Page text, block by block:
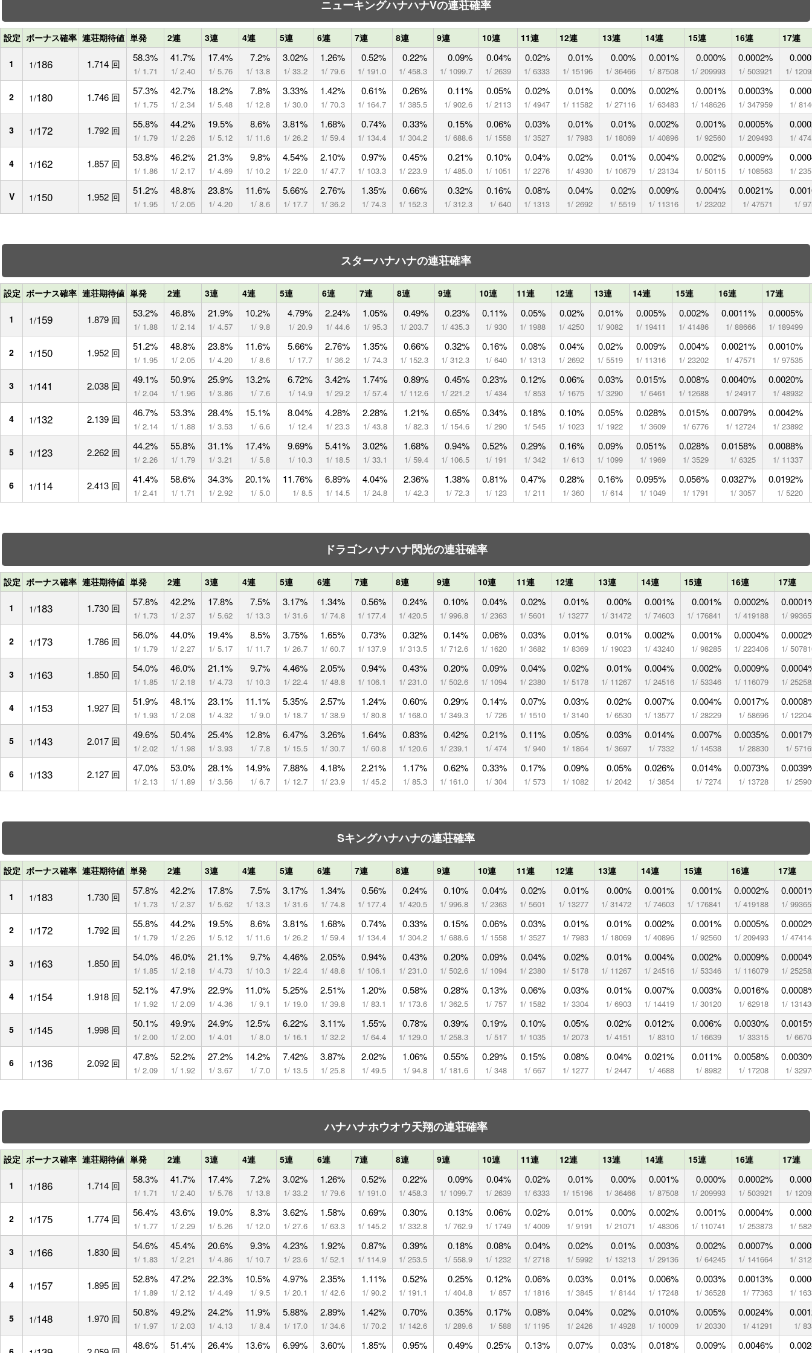
ニューキングハナハナVの連荘確率
設定 ボーナス確率 連荘期待値 単発 2連 3連 4連 5連 6連 7連 8連 9連 10連 11連 12連 13連 14連 15連 16連 17連
1 1/186 1.714 回
58.3%
1/ 1.71
41.7%
1/ 2.40
17.4%
1/ 5.76
7.2%
1/ 13.8
3.02%
1/ 33.2
1.26%
1/ 79.6
0.52%
1/ 191.0
0.22%
1/ 458.3
0.09%
1/ 1099.7
0.04%
1/ 2639
0.02%
1/ 6333
0.01%
1/ 15196
0.00%
1/ 36466
0.001%
1/ 87508
0.000%
1/ 209993
0.0002%
1/ 503921 1/
2 1/180 1.746 回
57.3%
1/ 1.75
42.7%
1/ 2.34
18.2%
1/ 5.48
7.8%
1/ 12.8
3.33%
1/ 30.0
1.42%
1/ 70.3
0.61%
1/ 164.7
0.26%
1/ 385.5
0.11%
1/ 902.6
0.05%
1/ 2113
0.02%
1/ 4947
0.01%
1/ 11582
0.00%
1/ 27116
0.002%
1/ 63483
0.001%
1/ 148626
0.0003%
1/ 347959 1/
3 1/172 1.792 回
55.8%
1/ 1.79
44.2%
1/ 2.26
19.5%
1/ 5.12
8.6%
1/ 11.6
3.81%
1/ 26.2
1.68%
1/ 59.4
0.74%
1/ 134.4
0.33%
1/ 304.2
0.15%
1/ 688.6
0.06%
1/ 1558
0.03%
1/ 3527
0.01%
1/ 7983
0.01%
1/ 18069
0.002%
1/ 40896
0.001%
1/ 92560
0.0005%
1/ 209493 1/
4 1/162 1.857 回
53.8%
1/ 1.86
46.2%
1/ 2.17
21.3%
1/ 4.69
9.8%
1/ 10.2
4.54%
1/ 22.0
2.10%
1/ 47.7
0.97%
1/ 103.3
0.45%
1/ 223.9
0.21%
1/ 485.0
0.10%
1/ 1051
0.04%
1/ 2276
0.02%
1/ 4930
0.01%
1/ 10679
0.004%
1/ 23134
0.002%
1/ 50115
0.0009%
1/ 108563 1/
V 1/150 1.952 回
51.2%
1/ 1.95
48.8%
1/ 2.05
23.8%
1/ 4.20
11.6%
1/ 8.6
5.66%
1/ 17.7
2.76%
1/ 36.2
1.35%
1/ 74.3
0.66%
1/ 152.3
0.32%
1/ 312.3
0.16%
1/ 640
0.08%
1/ 1313
0.04%
1/ 2692
0.02%
1/ 5519
0.009%
1/ 11316
0.004%
1/ 23202
0.0021%
1/ 47571 1/
スターハナハナの連荘確率
設定 ボーナス確率 連荘期待値 単発 2連 3連 4連 5連 6連 7連 8連 9連 10連 11連 12連 13連 14連 15連 16連 17連
1 1/159 1.879 回
53.2%
1/ 1.88
46.8%
1/ 2.14
21.9%
1/ 4.57
10.2%
1/ 9.8
4.79%
1/ 20.9
2.24%
1/ 44.6
1.05%
1/ 95.3
0.49%
1/ 203.7
0.23%
1/ 435.3
0.11%
1/ 930
0.05%
1/ 1988
0.02%
1/ 4250
0.01%
1/ 9082
0.005%
1/ 19411
0.002%
1/ 41486
0.0011%
1/ 88666
0.0005%
1/ 189499
2 1/150 1.952 回
51.2%
1/ 1.95
48.8%
1/ 2.05
23.8%
1/ 4.20
11.6%
1/ 8.6
5.66%
1/ 17.7
2.76%
1/ 36.2
1.35%
1/ 74.3
0.66%
1/ 152.3
0.32%
1/ 312.3
0.16%
1/ 640
0.08%
1/ 1313
0.04%
1/ 2692
0.02%
1/ 5519
0.009%
1/ 11316
0.004%
1/ 23202
0.0021%
1/ 47571
0.0010%
1/ 97535
3 1/141 2.038 回
49.1%
1/ 2.04
50.9%
1/ 1.96
25.9%
1/ 3.86
13.2%
1/ 7.6
6.72%
1/ 14.9
3.42%
1/ 29.2
1.74%
1/ 57.4
0.89%
1/ 112.6
0.45%
1/ 221.2
0.23%
1/ 434
0.12%
1/ 853
0.06%
1/ 1675
0.03%
1/ 3290
0.015%
1/ 6461
0.008%
1/ 12688
0.0040%
1/ 24917
0.0020%
1/ 48932
4 1/132 2.139 回
46.7%
1/ 2.14
53.3%
1/ 1.88
28.4%
1/ 3.53
15.1%
1/ 6.6
8.04%
1/ 12.4
4.28%
1/ 23.3
2.28%
1/ 43.8
1.21%
1/ 82.3
0.65%
1/ 154.6
0.34%
1/ 290
0.18%
1/ 545
0.10%
1/ 1023
0.05%
1/ 1922
0.028%
1/ 3609
0.015%
1/ 6776
0.0079%
1/ 12724
0.0042%
1/ 23892
5 1/123 2.262 回
44.2%
1/ 2.26
55.8%
1/ 1.79
31.1%
1/ 3.21
17.4%
1/ 5.8
9.69%
1/ 10.3
5.41%
1/ 18.5
3.02%
1/ 33.1
1.68%
1/ 59.4
0.94%
1/ 106.5
0.52%
1/ 191
0.29%
1/ 342
0.16%
1/ 613
0.09%
1/ 1099
0.051%
1/ 1969
0.028%
1/ 3529
0.0158%
1/ 6325
0.0088%
1/ 11337
6 1/114 2.413 回
41.4%
1/ 2.41
58.6%
1/ 1.71
34.3%
1/ 2.92
20.1%
1/ 5.0
11.76%
1/ 8.5
6.89%
1/ 14.5
4.04%
1/ 24.8
2.36%
1/ 42.3
1.38%
1/ 72.3
0.81%
1/ 123
0.47%
1/ 211
0.28%
1/ 360
0.16%
1/ 614
0.095%
1/ 1049
0.056%
1/ 1791
0.0327%
1/ 3057
0.0192%
1/ 5220
ドラゴンハナハナ閃光の連荘確率
設定 ボーナス確率 連荘期待値 単発 2連 3連 4連 5連 6連 7連 8連 9連 10連 11連 12連 13連 14連 15連 16連 17連
1 1/183 1.730 回
57.8%
1/ 1.73
42.2%
1/ 2.37
17.8%
1/ 5.62
7.5%
1/ 13.3
3.17%
1/ 31.6
1.34%
1/ 74.8
0.56%
1/ 177.4
0.24%
1/ 420.5
0.10%
1/ 996.8
0.04%
1/ 2363
0.02%
1/ 5601
0.01%
1/ 13277
0.00%
1/ 31472
0.001%
1/ 74603
0.001%
1/ 176841
0.0002%
1/ 419188 1/
2 1/173 1.786 回
56.0%
1/ 1.79
44.0%
1/ 2.27
19.4%
1/ 5.17
8.5%
1/ 11.7
3.75%
1/ 26.7
1.65%
1/ 60.7
0.73%
1/ 137.9
0.32%
1/ 313.5
0.14%
1/ 712.6
0.06%
1/ 1620
0.03%
1/ 3682
0.01%
1/ 8369
0.01%
1/ 19023
0.002%
1/ 43240
0.001%
1/ 98285
0.0004%
1/ 223406 1/
3 1/163 1.850 回
54.0%
1/ 1.85
46.0%
1/ 2.18
21.1%
1/ 4.73
9.7%
1/ 10.3
4.46%
1/ 22.4
2.05%
1/ 48.8
0.94%
1/ 106.1
0.43%
1/ 231.0
0.20%
1/ 502.6
0.09%
1/ 1094
0.04%
1/ 2380
0.02%
1/ 5178
0.01%
1/ 11267
0.004%
1/ 24516
0.002%
1/ 53346
0.0009%
1/ 116079 1/
4 1/153 1.927 回
51.9%
1/ 1.93
48.1%
1/ 2.08
23.1%
1/ 4.32
11.1%
1/ 9.0
5.35%
1/ 18.7
2.57%
1/ 38.9
1.24%
1/ 80.8
0.60%
1/ 168.0
0.29%
1/ 349.3
0.14%
1/ 726
0.07%
1/ 1510
0.03%
1/ 3140
0.02%
1/ 6530
0.007%
1/ 13577
0.004%
1/ 28229
0.0017%
1/ 58696 1/
5 1/143 2.017 回
49.6%
1/ 2.02
50.4%
1/ 1.98
25.4%
1/ 3.93
12.8%
1/ 7.8
6.47%
1/ 15.5
3.26%
1/ 30.7
1.64%
1/ 60.8
0.83%
1/ 120.6
0.42%
1/ 239.1
0.21%
1/ 474
0.11%
1/ 940
0.05%
1/ 1864
0.03%
1/ 3697
0.014%
1/ 7332
0.007%
1/ 14538
0.0035%
1/ 28830 1/
6 1/133 2.127 回
47.0%
1/ 2.13
53.0%
1/ 1.89
28.1%
1/ 3.56
14.9%
1/ 6.7
7.88%
1/ 12.7
4.18%
1/ 23.9
2.21%
1/ 45.2
1.17%
1/ 85.3
0.62%
1/ 161.0
0.33%
1/ 304
0.17%
1/ 573
0.09%
1/ 1082
0.05%
1/ 2042
0.026%
1/ 3854
0.014%
1/ 7274
0.0073%
1/ 13728 1/
Sキングハナハナの連荘確率
設定 ボーナス確率 連荘期待値 単発 2連 3連 4連 5連 6連 7連 8連 9連 10連 11連 12連 13連 14連 15連 16連 17連
1 1/183 1.730 回
57.8%
1/ 1.73
42.2%
1/ 2.37
17.8%
1/ 5.62
7.5%
1/ 13.3
3.17%
1/ 31.6
1.34%
1/ 74.8
0.56%
1/ 177.4
0.24%
1/ 420.5
0.10%
1/ 996.8
0.04%
1/ 2363
0.02%
1/ 5601
0.01%
1/ 13277
0.00%
1/ 31472
0.001%
1/ 74603
0.001%
1/ 176841
0.0002%
1/ 419188 1/
2 1/172 1.792 回
55.8%
1/ 1.79
44.2%
1/ 2.26
19.5%
1/ 5.12
8.6%
1/ 11.6
3.81%
1/ 26.2
1.68%
1/ 59.4
0.74%
1/ 134.4
0.33%
1/ 304.2
0.15%
1/ 688.6
0.06%
1/ 1558
0.03%
1/ 3527
0.01%
1/ 7983
0.01%
1/ 18069
0.002%
1/ 40896
0.001%
1/ 92560
0.0005%
1/ 209493 1/
3 1/163 1.850 回
54.0%
1/ 1.85
46.0%
1/ 2.18
21.1%
1/ 4.73
9.7%
1/ 10.3
4.46%
1/ 22.4
2.05%
1/ 48.8
0.94%
1/ 106.1
0.43%
1/ 231.0
0.20%
1/ 502.6
0.09%
1/ 1094
0.04%
1/ 2380
0.02%
1/ 5178
0.01%
1/ 11267
0.004%
1/ 24516
0.002%
1/ 53346
0.0009%
1/ 116079 1/
4 1/154 1.918 回
52.1%
1/ 1.92
47.9%
1/ 2.09
22.9%
1/ 4.36
11.0%
1/ 9.1
5.25%
1/ 19.0
2.51%
1/ 39.8
1.20%
1/ 83.1
0.58%
1/ 173.6
0.28%
1/ 362.5
0.13%
1/ 757
0.06%
1/ 1582
0.03%
1/ 3304
0.01%
1/ 6903
0.007%
1/ 14419
0.003%
1/ 30120
0.0016%
1/ 62918 1/
5 1/145 1.998 回
50.1%
1/ 2.00
49.9%
1/ 2.00
24.9%
1/ 4.01
12.5%
1/ 8.0
6.22%
1/ 16.1
3.11%
1/ 32.2
1.55%
1/ 64.4
0.78%
1/ 129.0
0.39%
1/ 258.3
0.19%
1/ 517
0.10%
1/ 1035
0.05%
1/ 2073
0.02%
1/ 4151
0.012%
1/ 8310
0.006%
1/ 16639
0.0030%
1/ 33315 1/
6 1/136 2.092 回
47.8%
1/ 2.09
52.2%
1/ 1.92
27.2%
1/ 3.67
14.2%
1/ 7.0
7.42%
1/ 13.5
3.87%
1/ 25.8
2.02%
1/ 49.5
1.06%
1/ 94.8
0.55%
1/ 181.6
0.29%
1/ 348
0.15%
1/ 667
0.08%
1/ 1277
0.04%
1/ 2447
0.021%
1/ 4688
0.011%
1/ 8982
0.0058%
1/ 17208 1/
ハナハナホウオウ天翔の連荘確率
設定 ボーナス確率 連荘期待値 単発 2連 3連 4連 5連 6連 7連 8連 9連 10連 11連 12連 13連 14連 15連 16連 17連
1 1/186 1.714 回
58.3%
1/ 1.71
41.7%
1/ 2.40
17.4%
1/ 5.76
7.2%
1/ 13.8
3.02%
1/ 33.2
1.26%
1/ 79.6
0.52%
1/ 191.0
0.22%
1/ 458.3
0.09%
1/ 1099.7
0.04%
1/ 2639
0.02%
1/ 6333
0.01%
1/ 15196
0.00%
1/ 36466
0.001%
1/ 87508
0.000%
1/ 209993
0.0002%
1/ 503921 1/
2 1/175 1.774 回
56.4%
1/ 1.77
43.6%
1/ 2.29
19.0%
1/ 5.26
8.3%
1/ 12.0
3.62%
1/ 27.6
1.58%
1/ 63.3
0.69%
1/ 145.2
0.30%
1/ 332.8
0.13%
1/ 762.9
0.06%
1/ 1749
0.02%
1/ 4009
0.01%
1/ 9191
0.00%
1/ 21071
0.002%
1/ 48306
0.001%
1/ 110741
0.0004%
1/ 253873 1/
3 1/166 1.830 回
54.6%
1/ 1.83
45.4%
1/ 2.21
20.6%
1/ 4.86
9.3%
1/ 10.7
4.23%
1/ 23.6
1.92%
1/ 52.1
0.87%
1/ 114.9
0.39%
1/ 253.5
0.18%
1/ 558.9
0.08%
1/ 1232
0.04%
1/ 2718
0.02%
1/ 5992
0.01%
1/ 13213
0.003%
1/ 29136
0.002%
1/ 64245
0.0007%
1/ 141664 1/
4 1/157 1.895 回
52.8%
1/ 1.89
47.2%
1/ 2.12
22.3%
1/ 4.49
10.5%
1/ 9.5
4.97%
1/ 20.1
2.35%
1/ 42.6
1.11%
1/ 90.2
0.52%
1/ 191.1
0.25%
1/ 404.8
0.12%
1/ 857
0.06%
1/ 1816
0.03%
1/ 3845
0.01%
1/ 8144
0.006%
1/ 17248
0.003%
1/ 36528
0.0013%
1/ 77363 1/
5 1/148 1.970 回
50.8%
1/ 1.97
49.2%
1/ 2.03
24.2%
1/ 4.13
11.9%
1/ 8.4
5.88%
1/ 17.0
2.89%
1/ 34.6
1.42%
1/ 70.2
0.70%
1/ 142.6
0.35%
1/ 289.6
0.17%
1/ 588
0.08%
1/ 1195
0.04%
1/ 2426
0.02%
1/ 4928
0.010%
1/ 10009
0.005%
1/ 20330
0.0024%
1/ 41291 1/
48.6% 51.4% 26.4% 13.6% 6.99% 3.60% 1.85% 0.95% 0.49% 0.25% 0.13% 0.07% 0.03% 0.018% 0.009% 0.0046%